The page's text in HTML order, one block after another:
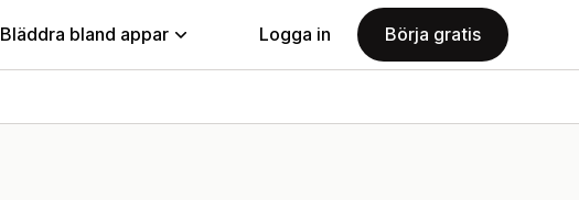
Bläddra bland appar Logga in Börja gratis